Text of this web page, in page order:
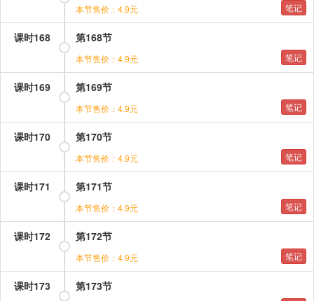
本节售价：4.9元 笔记
课时168 第168节
本节售价：4.9元 笔记
课时169 第169节
本节售价：4.9元 笔记
课时170 第170节
本节售价：4.9元 笔记
课时171 第171节
本节售价：4.9元 笔记
课时172 第172节
本节售价：4.9元 笔记
课时173 第173节